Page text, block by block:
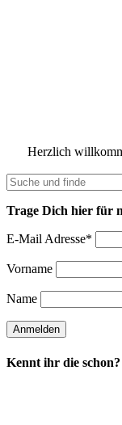
Herzlich
Trage Dich hier für
E-Mail Adresse*
Vorname
Name
Kennt ihr die schon?